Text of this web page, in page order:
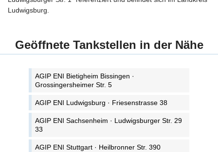
Ludwigsburg.
Geöffnete Tankstellen in der Nähe
AGIP ENI Bietigheim Bissingen ·
Grossingersheimer Str. 5
AGIP ENI Ludwigsburg · Friesenstrasse 38
AGIP ENI Sachsenheim · Ludwigsburger Str. 29
33
AGIP ENI Stuttgart · Heilbronner Str. 390